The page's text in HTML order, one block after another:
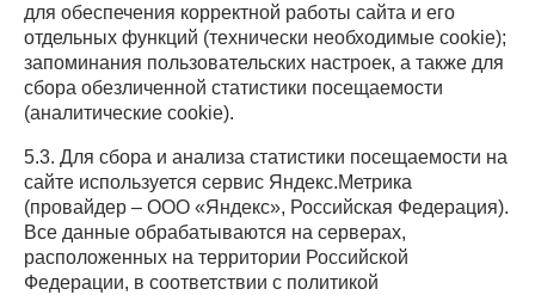
для обеспечения корректной работы сайта и его
отдельных функций (технически необходимые cookie);
запоминания пользовательских настроек, а также для
сбора обезличенной статистики посещаемости
(аналитические cookie).
5.3. Для сбора и анализа статистики посещаемости на
сайте используется сервис Яндекс.Метрика
(провайдер – ООО «Яндекс», Российская Федерация).
Все данные обрабатываются на серверах,
расположенных на территории Российской
Федерации, в соответствии с политикой